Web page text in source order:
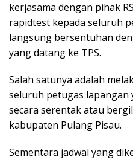
kerjasama dengan pihak
rapidtest kepada seluruh
langsung bersentuhan
yang datang ke TPS.
Salah satunya adalah
seluruh petugas lapangan
secara serentak atau
kabupaten Pulang Pisau.
Sementara jadwal yang